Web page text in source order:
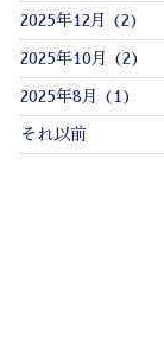
2025年12月 (2)
2025年10月 (2)
2025年8月 (1)
それ以前